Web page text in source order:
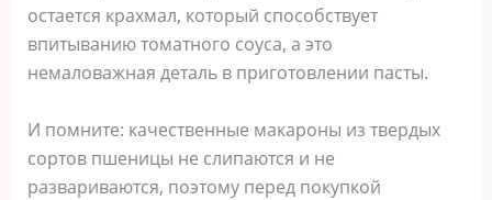
остается крахмал, который способствует
впитыванию томатного соуса, а это
немаловажная деталь в приготовлении пасты.
И помните: качественные макароны из твердых
сортов пшеницы не слипаются и не
развариваются, поэтому перед покупкой